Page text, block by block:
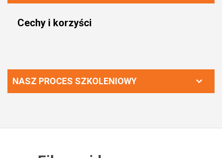
Cechy i korzyści
NASZ PROCES SZKOLENIOWY